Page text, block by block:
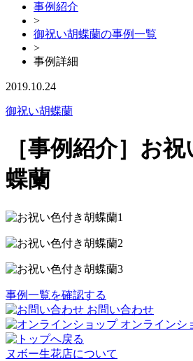
事例紹介
>
御祝い胡蝶蘭の事例一覧
>
事例詳細
2019.10.24
御祝い胡蝶蘭
［事例紹介］お
蝶蘭
事例一覧を確認する
お問い合わせ
オンラインシ
ヌボー生花店について